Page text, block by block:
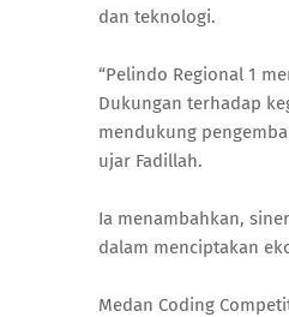
dan teknologi.
“Pelindo Regional 1
Dukungan terhadap
mendukung
ujar Fadillah.
Ia menambahkan,
dalam menciptakan
Medan Coding